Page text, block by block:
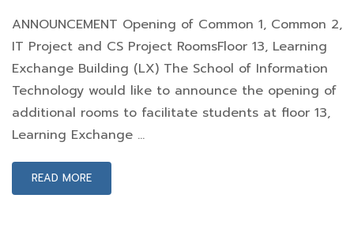
ANNOUNCEMENT Opening of Common 1, Common 2,
IT Project and CS Project RoomsFloor 13, Learning
Exchange Building (LX) The School of Information
Technology would like to announce the opening of
additional rooms to facilitate students at floor 13,
Learning Exchange …
READ MORE